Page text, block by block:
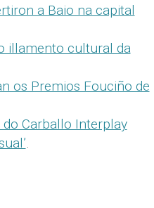
a Baio na capital
illamento cultural da
os Premios Fouciño de
Carballo Interplay
.